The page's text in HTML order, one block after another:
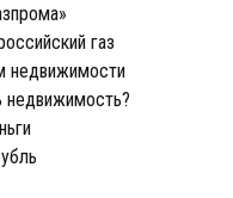
газ
недвижимости
недвижимость?